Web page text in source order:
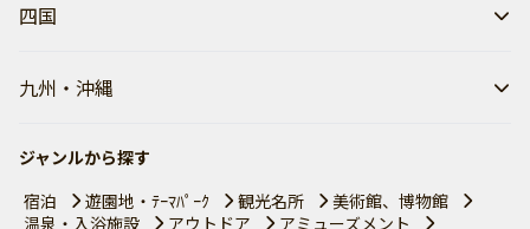
四国
九州・沖縄
ジャンルから探す
宿泊
遊園地・ﾃｰﾏﾊﾟｰｸ 観光名所
美術館、博物館
温泉・入浴施設
アウトドア
アミューズメント